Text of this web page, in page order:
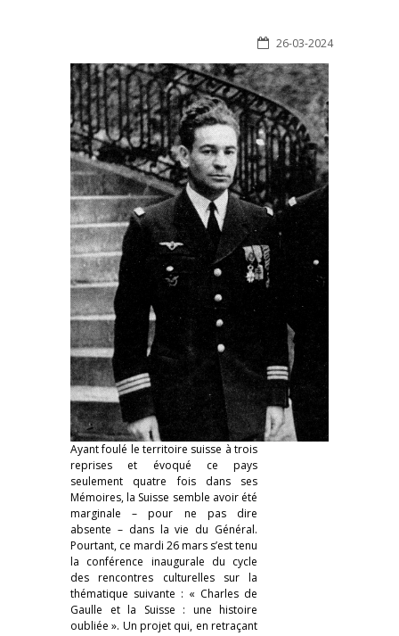
26-03-2024
Ayant foulé le territoire suisse à trois
reprises et évoqué ce pays
seulement quatre fois dans ses
Mémoires, la Suisse semble avoir été
marginale – pour ne pas dire
absente – dans la vie du Général.
Pourtant, ce mardi 26 mars s’est tenu
la conférence inaugurale du cycle
des rencontres culturelles sur la
thématique suivante : « Charles de
Gaulle et la Suisse : une histoire
oubliée ». Un projet qui, en retraçant